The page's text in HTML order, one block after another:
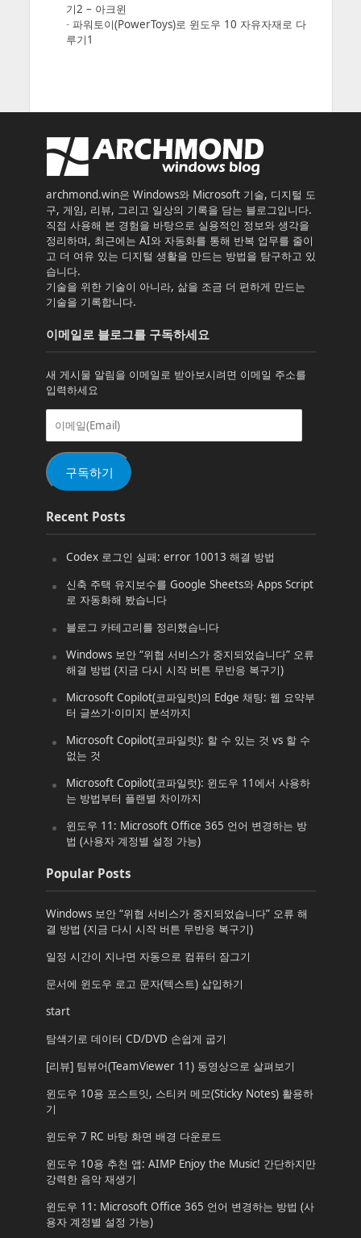
기2 – 아크윈
- 파워토이(PowerToys)로 윈도우 10 자유자재로 다
루기1
archmond.win은 Windows와 Microsoft 기술, 디지털 도
구, 게임, 리뷰, 그리고 일상의 기록을 담는 블로그입니다.
직접 사용해 본 경험을 바탕으로 실용적인 정보와 생각을
정리하며, 최근에는 AI와 자동화를 통해 반복 업무를 줄이
고 더 여유 있는 디지털 생활을 만드는 방법을 탐구하고 있
습니다.
기술을 위한 기술이 아니라, 삶을 조금 더 편하게 만드는
기술을 기록합니다.
이메일로 블로그를 구독하세요
새 게시물 알림을 이메일로 받아보시려면 이메일 주소를
입력하세요
이
일
(Email)
구독하기
Recent Posts
Codex 로그인 실패: error 10013 해결 방법
신축 주택 유지보수를 Google Sheets와 Apps Script
로 자동화해 봤습니다
블로그 카테고리를 정리했습니다
Windows 보안 “위협 서비스가 중지되었습니다” 오류
해결 방법 (지금 다시 시작 버튼 무반응 복구기)
Microsoft Copilot(코파일럿)의 Edge 채팅: 웹 요약부
터 글쓰기·이미지 분석까지
Microsoft Copilot(코파일럿): 할 수 있는 것 vs 할 수
없는 것
Microsoft Copilot(코파일럿): 윈도우 11에서 사용하
는 방법부터 플랜별 차이까지
윈도우 11: Microsoft Office 365 언어 변경하는 방
법 (사용자 계정별 설정 가능)
Popular Posts
Windows 보안 “위협 서비스가 중지되었습니다” 오류 해
결 방법 (지금 다시 시작 버튼 무반응 복구기)
일정 시간이 지나면 자동으로 컴퓨터 잠그기
문서에 윈도우 로고 문자(텍스트) 삽입하기
start
탐색기로 데이터 CD/DVD 손쉽게 굽기
[리뷰] 팀뷰어(TeamViewer 11) 동영상으로 살펴보기
윈도우 10용 포스트잇, 스티커 메모(Sticky Notes) 활용하
기
윈도우 7 RC 바탕 화면 배경 다운로드
윈도우 10용 추천 앱: AIMP Enjoy the Music! 간단하지만
강력한 음악 재생기
윈도우 11: Microsoft Office 365 언어 변경하는 방법 (사
용자 계정별 설정 가능)